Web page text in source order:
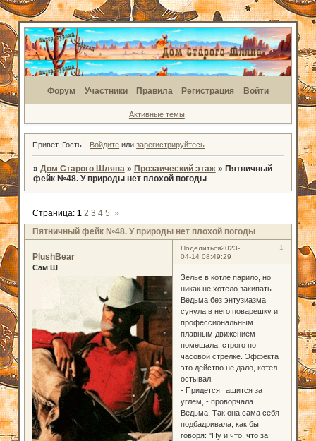
Форум Участники Правила Регистрация Войти
Активные темы
Привет, Гость! Войдите илизарегистрируйтесь
» Дом Старого Шляпа » Прозаический этаж » Пятничный
фейк №48. У природы нет плохой погоды
Пятничный фейк №48. У природы нет плохой погоды
Страница: 1 2 3 4 5 »
Поделиться 1
2023-
04-14 08:49:29
PlushBear
Сам Ш
Зелье в котле парило, но
никак не хотело закипать.
Ведьма без энтузиазма
сунула в него поварешку и
профессиональным
плавным движением
помешала, строго по
часовой стрелке. Эффекта
это действо не дало, котел -
остывал.
- Придется тащится за
углем, - проворчала
Ведьма. Так она сама себя
подбадривала, как бы
говоря: "Ну и что, что за